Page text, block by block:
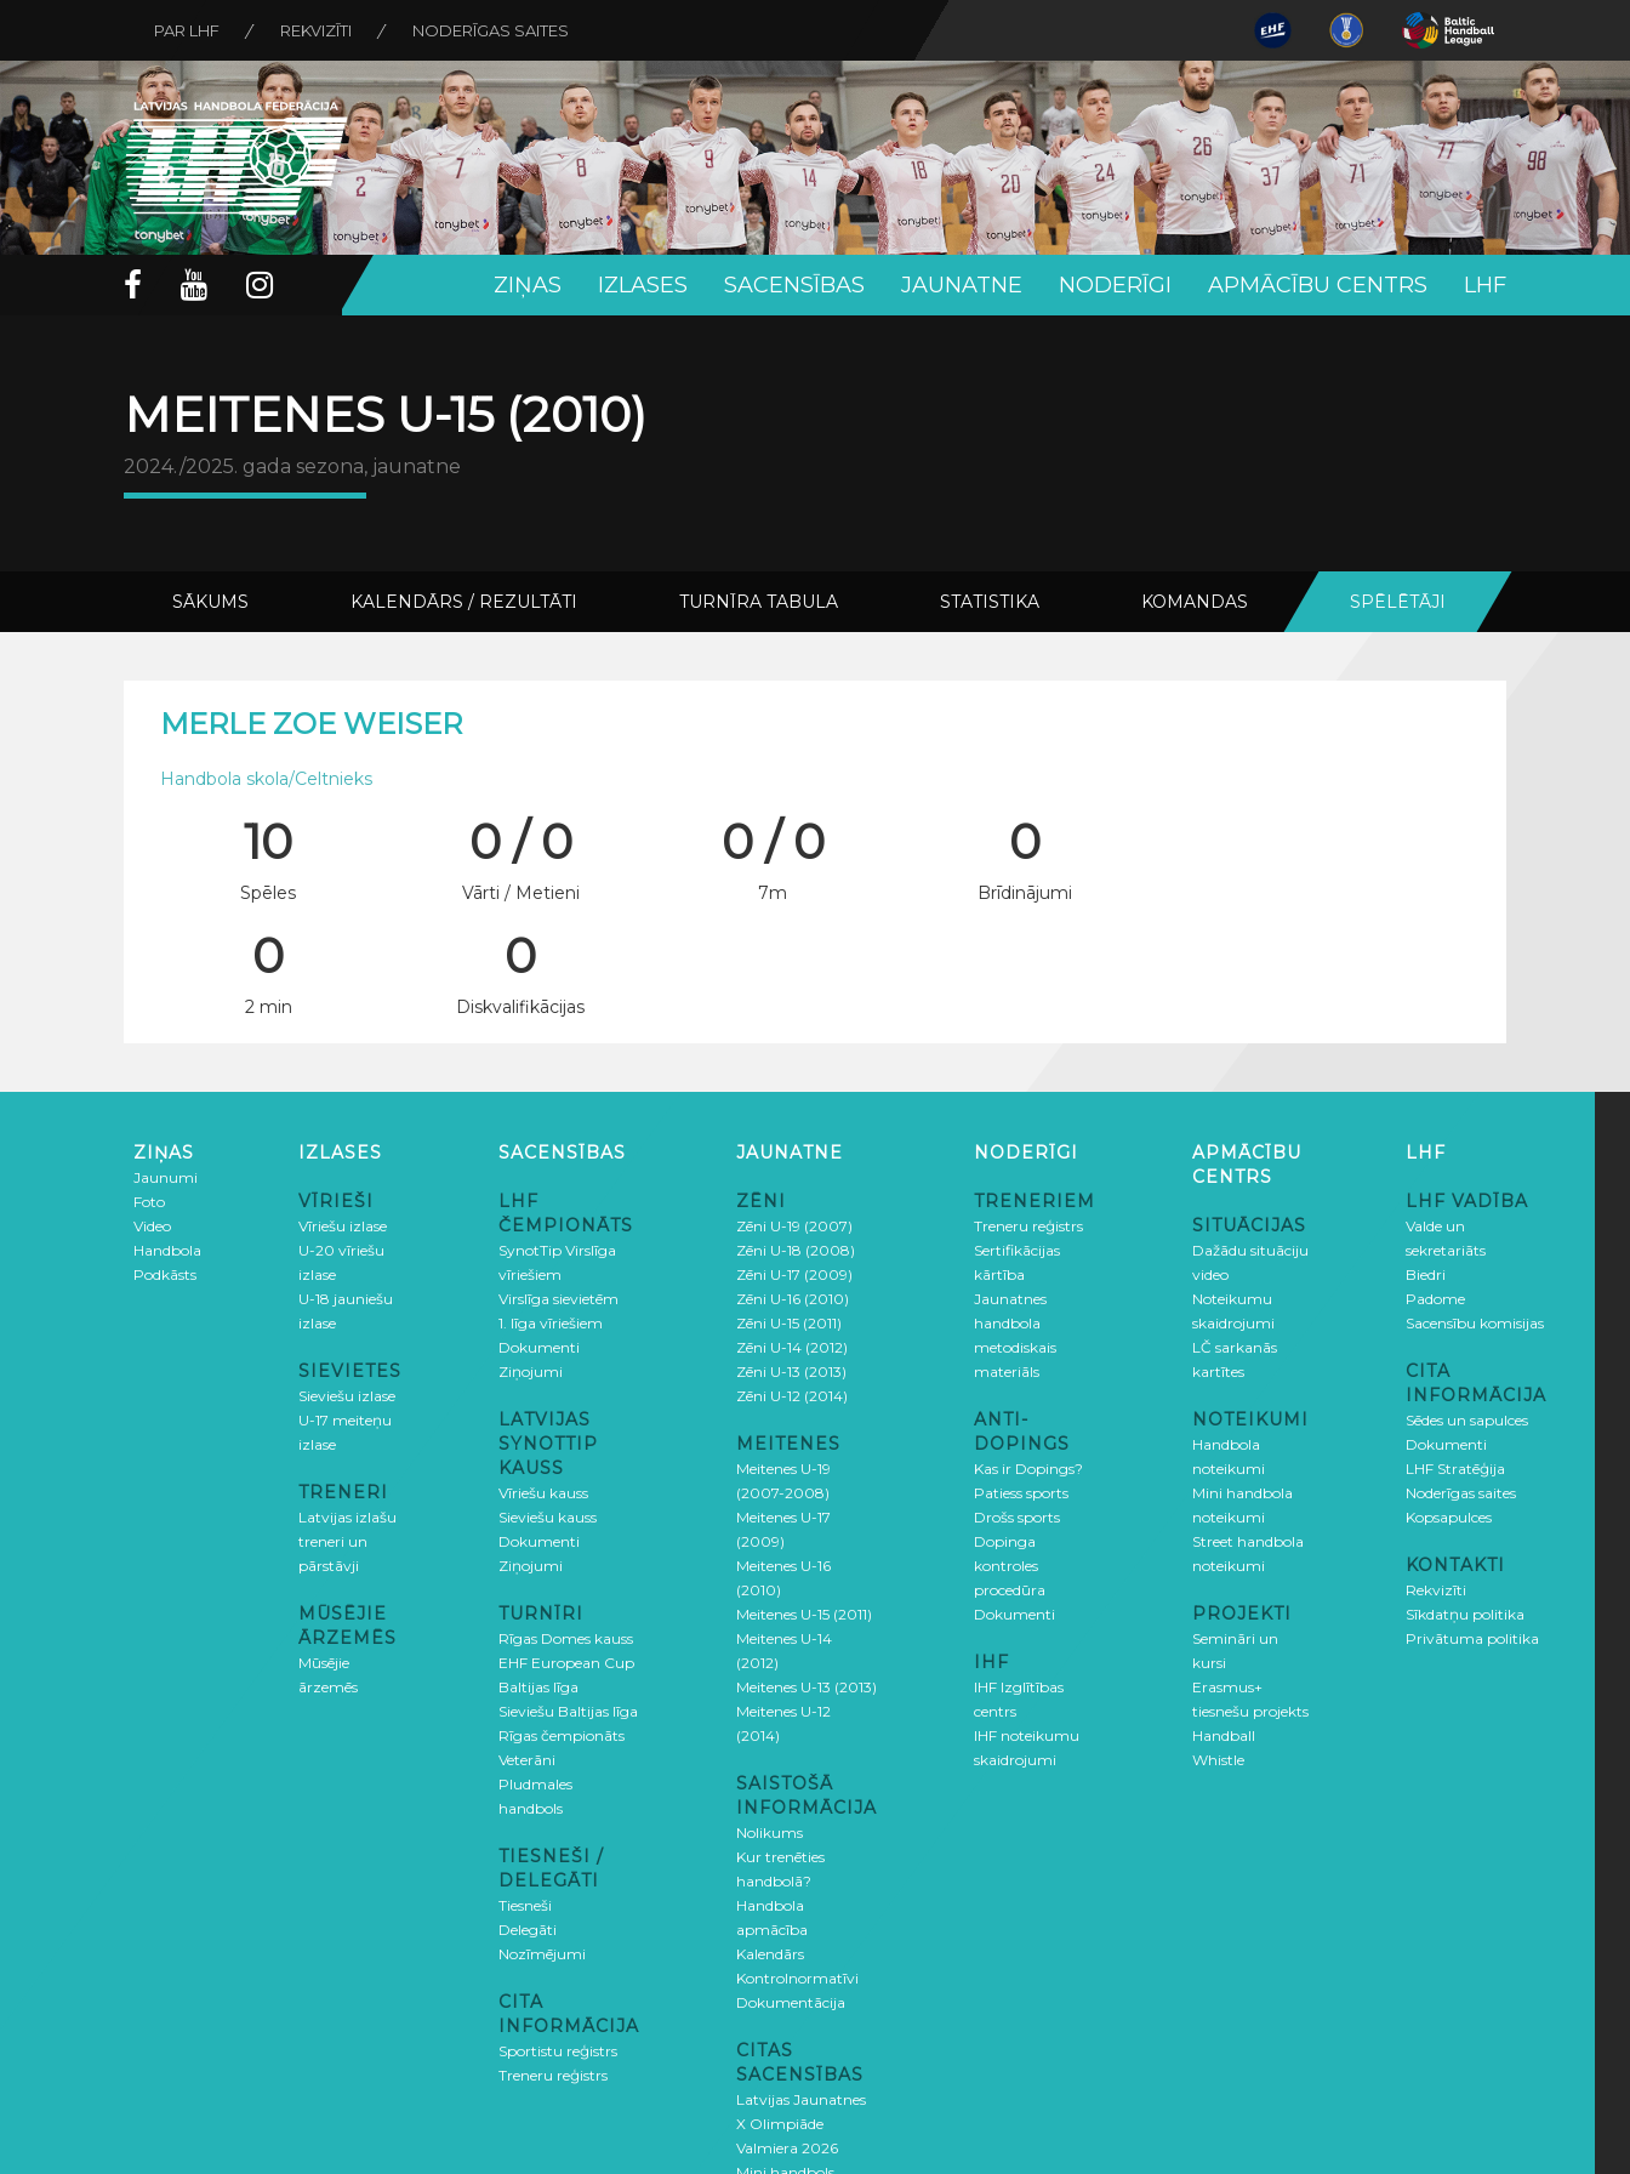
PAR LHF REKVIZĪTI NODERĪGAS SAITES
ZIŅAS IZLASES SACENSĪBAS JAUNATNE NODERĪGI APMĀCĪBU CENTRS LHF
MEITENES U-15 (2010)
2024./2025. gada sezona, jaunatne
SĀKUMS KALENDĀRS / REZULTĀTI TURNĪRA TABULA STATISTIKA KOMANDAS SPĒLĒTĀJI
MERLE ZOE WEISER
Handbola skola/Celtnieks
10
Spēles
0 / 0
Vārti / Metieni
0 / 0
7m
0
Brīdinājumi
0
2 min
0
Diskvalifikācijas
ZIŅAS
Jaunumi
Foto
Video
Handbola
Podkāsts
IZLASES
VĪRIEŠI
Vīriešu izlase
U-20 vīriešu
izlase
U-18 jauniešu
izlase
SIEVIETES
Sieviešu izlase
U-17 meiteņu
izlase
TRENERI
Latvijas izlašu
treneri un
pārstāvji
MŪSĒJIE
ĀRZEMĒS
Mūsējie
ārzemēs
SACENSĪBAS
LHF
ČEMPIONĀTS
SynotTip Virslīga
vīriešiem
Virslīga sievietēm
1. līga vīriešiem
Dokumenti
Ziņojumi
LATVIJAS
SYNOTTIP
KAUSS
Vīriešu kauss
Sieviešu kauss
Dokumenti
Ziņojumi
TURNĪRI
Rīgas Domes kauss
EHF European Cup
Baltijas līga
Sieviešu Baltijas līga
Rīgas čempionāts
Veterāni
Pludmales
handbols
TIESNEŠI /
DELEGĀTI
Tiesneši
Delegāti
Nozīmējumi
CITA
INFORMĀCIJA
Sportistu reģistrs
Treneru reģistrs
JAUNATNE
ZĒNI
Zēni U-19 (2007)
Zēni U-18 (2008)
Zēni U-17 (2009)
Zēni U-16 (2010)
Zēni U-15 (2011)
Zēni U-14 (2012)
Zēni U-13 (2013)
Zēni U-12 (2014)
MEITENES
Meitenes U-19
(2007-2008)
Meitenes U-17
(2009)
Meitenes U-16
(2010)
Meitenes U-15 (2011)
Meitenes U-14
(2012)
Meitenes U-13 (2013)
Meitenes U-12
(2014)
SAISTOŠĀ
INFORMĀCIJA
Nolikums
Kur trenēties
handbolā?
Handbola
apmācība
Kalendārs
Kontrolnormatīvi
Dokumentācija
CITAS
SACENSĪBAS
Latvijas Jaunatnes
X Olimpiāde
Valmiera 2026
NODERĪGI
TRENERIEM
Treneru reģistrs
Sertifikācijas
kārtība
Jaunatnes
handbola
metodiskais
materiāls
ANTI-
DOPINGS
Kas ir Dopings?
Patiess sports
Drošs sports
Dopinga
kontroles
procedūra
Dokumenti
IHF
IHF Izglītības
centrs
IHF noteikumu
skaidrojumi
APMĀCĪBU
CENTRS
SITUĀCIJAS
Dažādu situāciju
video
Noteikumu
skaidrojumi
LČ sarkanās
kartītes
NOTEIKUMI
Handbola
noteikumi
Mini handbola
noteikumi
Street handbola
noteikumi
PROJEKTI
Semināri un
kursi
Erasmus+
tiesnešu projekts
Handball
Whistle
LHF
LHF VADĪBA
Valde un
sekretariāts
Biedri
Padome
Sacensību komisijas
CITA
INFORMĀCIJA
Sēdes un sapulces
Dokumenti
LHF Stratēģija
Noderīgas saites
Kopsapulces
KONTAKTI
Rekvizīti
Sīkdatņu politika
Privātuma politika